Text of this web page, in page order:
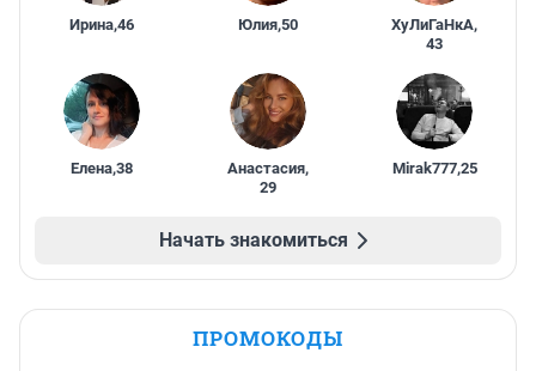
Ирина,46 Юлия,50 ХуЛиГаНкА,
43
Елена,38 Анастасия,
29
Mirak777,25
Начать знакомиться
ПРОМОКОДЫ